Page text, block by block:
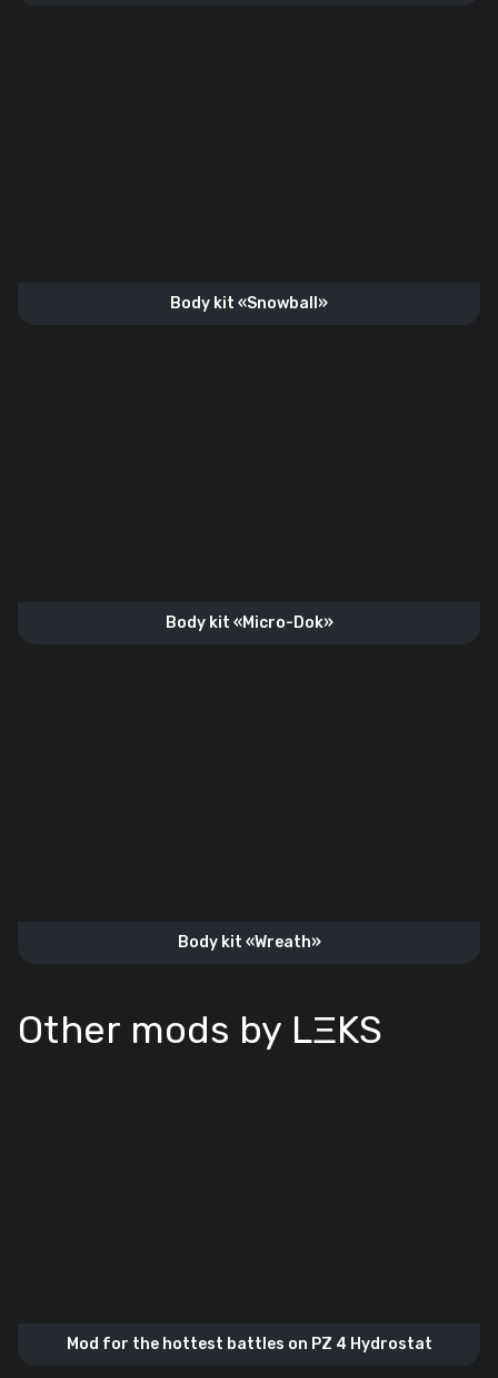
Body kit «Snowball»
Body kit «Micro-Dok»
Body kit «Wreath»
Other mods by LΞKS
Mod for the hottest battles on PZ 4 Hydrostat